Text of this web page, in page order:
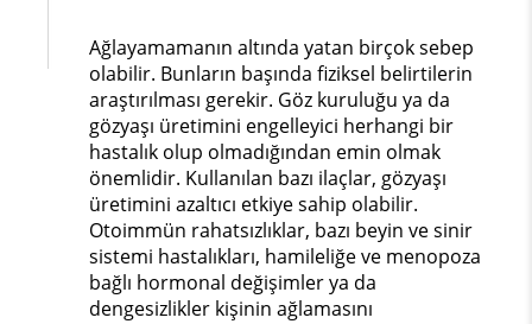
Ağlayamamanın altında yatan birçok sebep
olabilir. Bunların başında fiziksel belirtilerin
araştırılması gerekir. Göz kuruluğu ya da
gözyaşı üretimini engelleyici herhangi bir
hastalık olup olmadığından emin olmak
önemlidir. Kullanılan bazı ilaçlar, gözyaşı
üretimini azaltıcı etkiye sahip olabilir.
Otoimmün rahatsızlıklar, bazı beyin ve sinir
sistemi hastalıkları, hamileliğe ve menopoza
bağlı hormonal değişimler ya da
dengesizlikler kişinin ağlamasını